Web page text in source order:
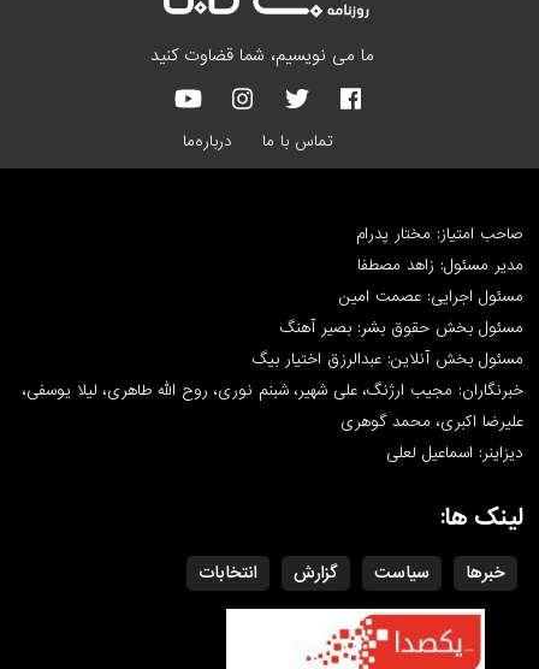
ما می نویسیم، شما قضاوت کنید
تماس با ما درباره‌ما
صاحب امتیاز: مختار پدرام
مدیر مسئول: زاهد مصطفا
مسئول اجرایی: عصمت امین
مسئول بخش حقوق بشر: بصیر آهنگ
مسئول بخش آنلاین: عبدالرزق اختیار بیگ
خبرنگاران: مجیب ارژنگ، علی شهیر، شبنم نوری، روح الله طاهری، لیلا یوسفی،
علیرضا اکبری، محمد گوهری
دیزاینر: اسماعیل لعلی
لینک ها:
خبرها سیاست گزارش انتخابات